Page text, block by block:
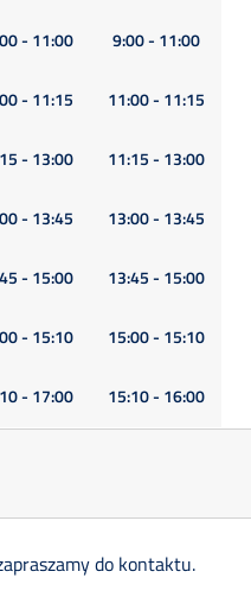
- 11:00 9:00 - 11:00
- 11:15 11:00 - 11:15
- 13:00 11:15 - 13:00
- 13:45 13:00 - 13:45
- 15:00 13:45 - 15:00
- 15:10 15:00 - 15:10
- 17:00 15:10 - 16:00
do kontaktu.